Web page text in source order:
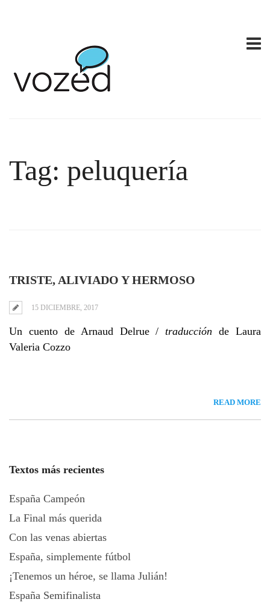
Tag: peluquería
TRISTE, ALIVIADO Y HERMOSO
15 DICIEMBRE, 2017
Un cuento de Arnaud Delrue /traducción de Laura
Valeria Cozzo
READ MORE
Textos más recientes
España Campeón
La Final más querida
Con las venas abiertas
España, simplemente fútbol
¡Tenemos un héroe, se llama Julián!
España Semifinalista